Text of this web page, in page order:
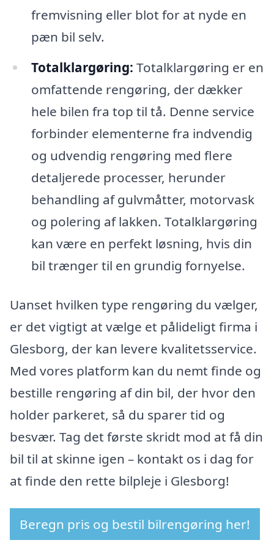
fremvisning eller blot for at nyde en
pæn bil selv.
Totalklargøring: Totalklargøring er en
omfattende rengøring, der dækker
hele bilen fra top til tå. Denne service
forbinder elementerne fra indvendig
og udvendig rengøring med flere
detaljerede processer, herunder
behandling af gulvmåtter, motorvask
og polering af lakken. Totalklargøring
kan være en perfekt løsning, hvis din
bil trænger til en grundig fornyelse.
Uanset hvilken type rengøring du vælger,
er det vigtigt at vælge et pålideligt firma i
Glesborg, der kan levere kvalitetsservice.
Med vores platform kan du nemt finde og
bestille rengøring af din bil, der hvor den
holder parkeret, så du sparer tid og
besvær. Tag det første skridt mod at få din
bil til at skinne igen – kontakt os i dag for
at finde den rette bilpleje i Glesborg!
Beregn pris og bestil bilrengøring her!